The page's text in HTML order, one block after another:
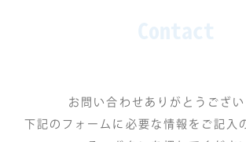
お問い合わせありがとうござい
下記のフォームに必要な情報をご記入